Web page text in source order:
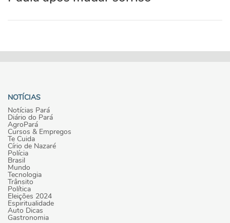
NOTÍCIAS
Notícias Pará
Diário do Pará
AgroPará
Cursos & Empregos
Te Cuida
Círio de Nazaré
Polícia
Brasil
Mundo
Tecnologia
Trânsito
Política
Eleições 2024
Espiritualidade
Auto Dicas
Gastronomia